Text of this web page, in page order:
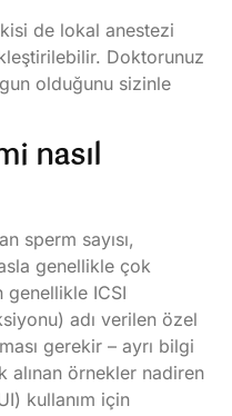
de lokal anestezi
Doktorunuz
olduğunu sizinle
nasıl
sperm sayısı,
genellikle çok
genellikle ICSI
adı verilen özel
gerekir – ayrı bilgi
alınan örnekler nadiren
kullanım için